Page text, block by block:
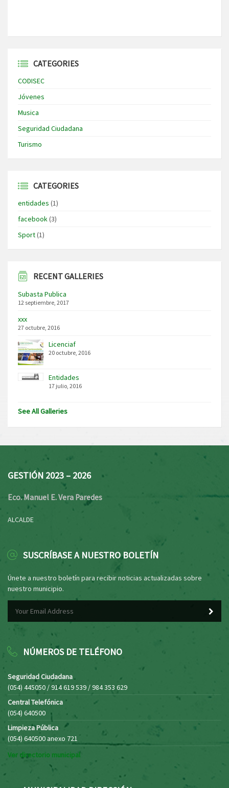
CATEGORIES
CODISEC
Jóvenes
Musica
Seguridad Ciudadana
Turismo
CATEGORIES
entidades (1)
facebook(3)
Sport(1)
RECENT GALLERIES
Subasta Publica
12 septiembre, 2017
xxx
27 octubre, 2016
Licenciaf
20 octubre, 2016
Entidades
17 julio, 2016
See All Galleries
GESTIÓN 2023 – 2026
Eco. Manuel E. Vera Paredes
ALCALDE
SUSCRÍBASE A NUESTRO BOLETÍN
Únete a nuestro boletín para recibir noticias actualizadas sobre
nuestro municipio.
NÚMEROS DE TELÉFONO
Seguridad Ciudadana
(054) 445050 / 914 619 539 / 984 353 629
Central Telefónica
(054) 640500
Limpieza Pública
(054) 640500 anexo 721
Ver directorio municipal